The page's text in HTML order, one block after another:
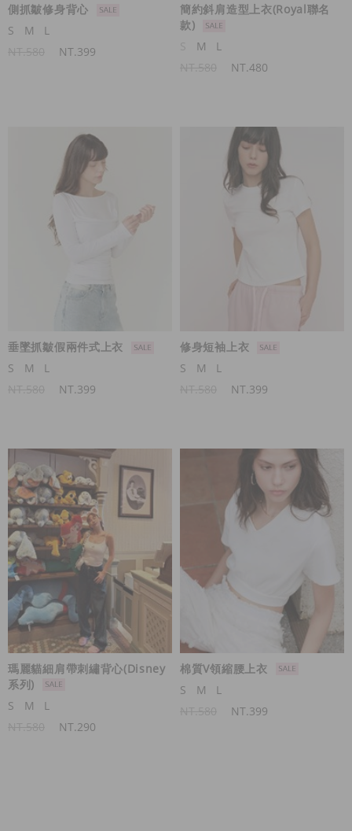
側抓皺修身背心
S
M
L
NT.399
簡約斜肩造型上衣(Royal聯名
款)
M
L
NT.480
垂墜抓皺假兩件式上衣
S
M
L
NT.399
修身短袖上衣
S
M
L
NT.399
瑪麗貓細肩帶刺繡背心(Disney
系列)
S
M
L
NT.290
棉質V領縮腰上衣
S
M
L
NT.399